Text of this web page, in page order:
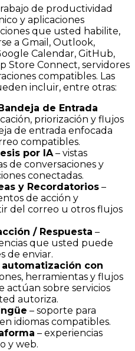
de productividad
y aplicaciones
que usted habilite,
a Gmail, Outlook,
Calendar, GitHub,
Store Connect, servidores
compatibles. Las
incluir, entre otras:
de Entrada
priorización y flujos
de entrada enfocada
compatibles.
por IA– vistas
de conversaciones y
conectadas.
y Recordatorios –
de acción y
del correo u otros flujos
/ Respuesta –
que usted puede
de enviar.
con
herramientas y flujos
actúan sobre servicios
autoriza.
– soporte para
idiomas compatibles.
– experiencias
y web.